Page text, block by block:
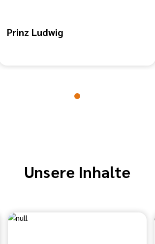
Prinz Ludwig
Unsere Inhalte